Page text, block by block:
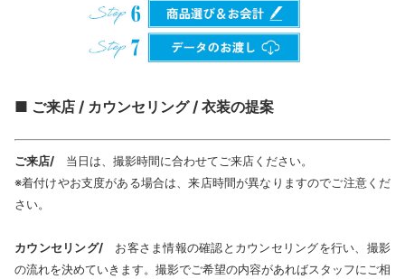
■ ご来店 / カウンセリング / 衣装の提案
ご来店/ 当日は、撮影時間に合わせてご来店ください。
※着付けやお支度がある場合は、来店時間が異なりますのでご注意くだ
さい。
カウンセリング/ お客さま情報の確認とカウンセリングを行い、撮影
の流れを決めていきます。撮影でご希望の内容があればスタッフにご相